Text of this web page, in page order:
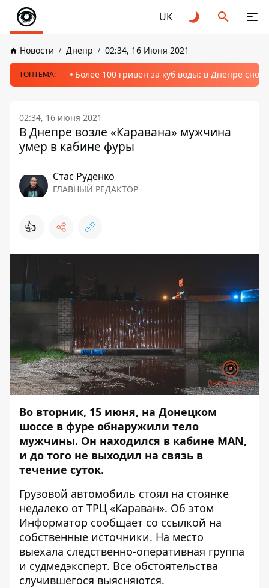
UK
Новости Днепр 02:34, 16 Июня 2021
ТОПТЕМА: Более 100 гривен за куб воды: в Днепре
02:34, 16 июня 2021
В Днепре возле «Каравана» мужчина
умер в кабине фуры
Стаc Руденко
ГЛАВНЫЙ РЕДАКТОР
👍
Во вторник, 15 июня, на Донецком
шоссе в фуре обнаружили тело
мужчины. Он находился в кабине MAN,
и до того не выходил на связь в
течение суток.
Грузовой автомобиль стоял на стоянке
недалеко от ТРЦ «Караван». Об этом
Информатор сообщает со ссылкой на
собственные источники. На место
выехала следственно-оперативная группа
и судмедэксперт. Все обстоятельства
случившегося выясняются.